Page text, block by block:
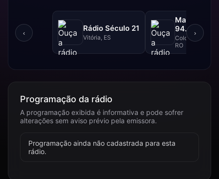
‹
Rádio Século 21
Vitória, ES
Massa FM -
94.1 FM
Colorado do
RO
›
Programação da rádio
A programação exibida é informativa e pode sofrer
alterações sem aviso prévio pela emissora.
Programação ainda não cadastrada para esta
rádio.